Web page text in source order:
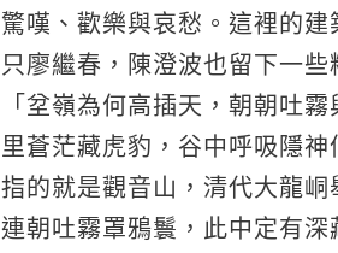
嘆、歡樂與哀愁。這裡的建
廖繼春，陳澄波也留下一
坌嶺為何高插天，朝朝吐
蒼茫藏虎豹，谷中呼吸隱
的就是觀音山，清代大龍
朝吐霧罩鴉鬟，此中定有